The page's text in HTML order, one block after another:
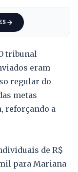
tribunal
eram
regular do
metas
reforçando a
de R$
para Mariana